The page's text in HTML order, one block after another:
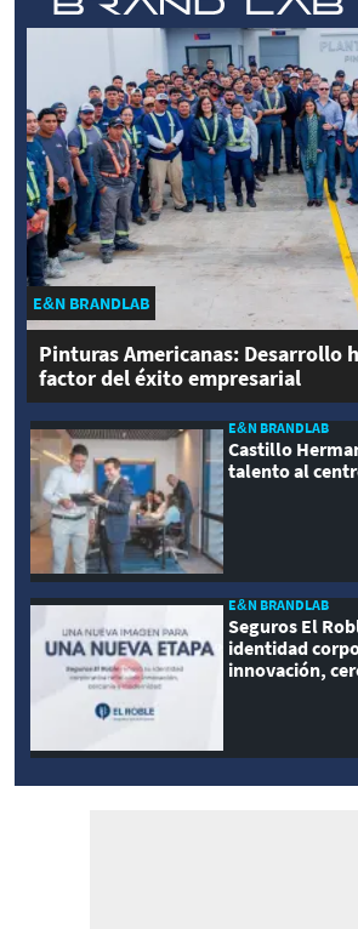
E&N BRANDLAB
Pinturas Americanas: Desarrollo
factor del éxito empresarial
E&N BRANDLAB
Castillo
talento al
E&N BRANDLAB
Seguros El
identidad
innovación,